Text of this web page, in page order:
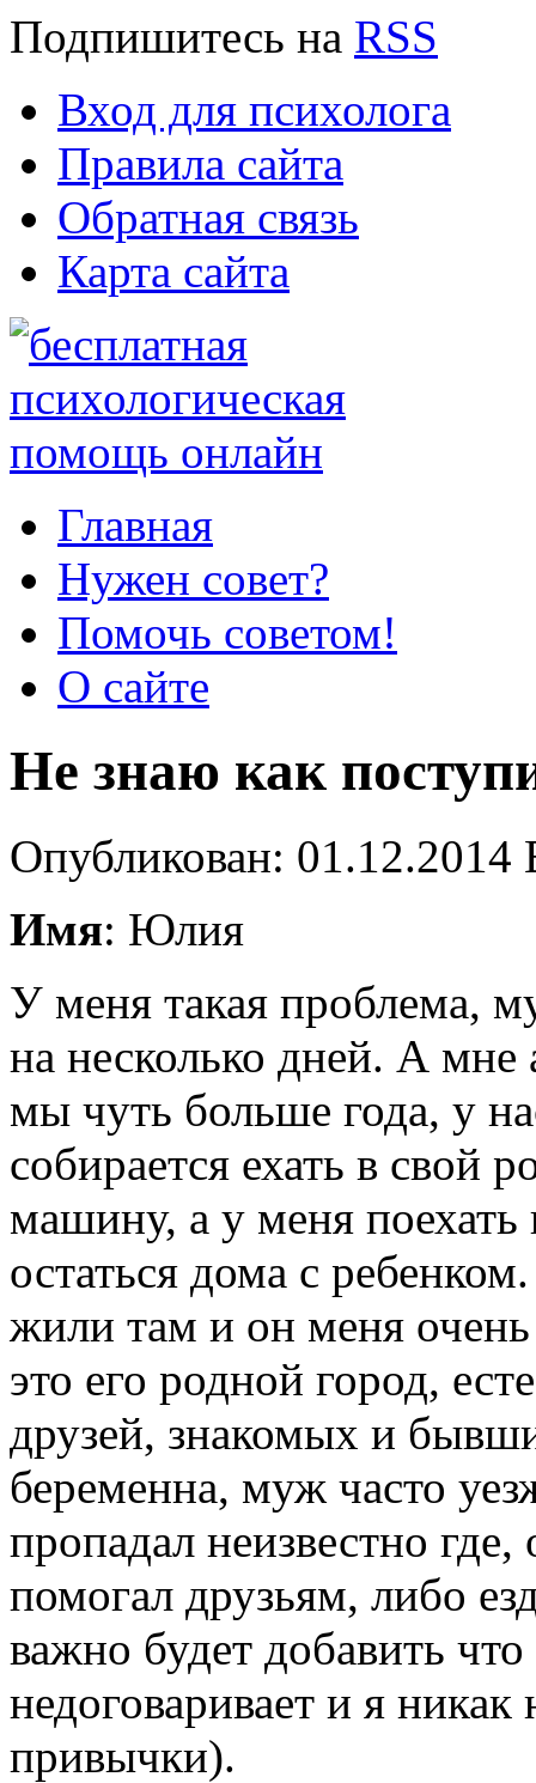
Подпишитесь на RSS
Вход для психолога
Правила сайта
Обратная связь
Карта сайта
Главная
Нужен совет?
Помочь советом!
О сайте
Не знаю как
Опубликован:
Имя: Юлия
У меня такая проблема,
на несколько дней. А
мы чуть больше года, у
собирается ехать в свой
машину, а у меня поехать
остаться дома с
жили там и он меня очень
это его родной город,
друзей, знакомых и
беременна, муж часто
пропадал неизвестно
помогал друзьям, либо
важно будет добавить
недоговаривает и я
привычки).